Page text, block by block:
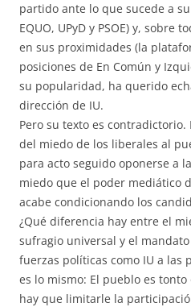
partido ante lo que sucede a
EQUO, UPyD y PSOE) y, sobre
en sus proximidades (la
posiciones de En Común y
su popularidad, ha querido
dirección de IU.
Pero su texto es
del miedo de los liberales al
para acto seguido oponerse a
miedo que el poder mediático
acabe condicionando los
¿Qué diferencia hay entre el
sufragio universal y el
fuerzas políticas como IU a las
es lo mismo: El pueblo es
hay que limitarle la